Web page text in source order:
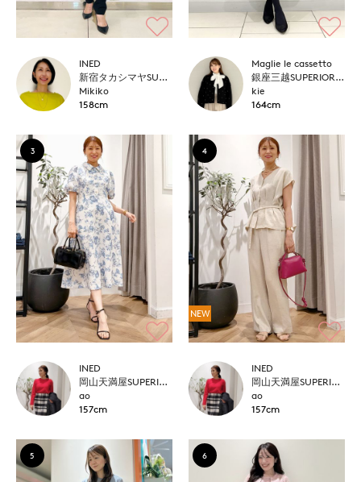
INED
新宿タカシマヤSUPERIOR CLOSET
Mikiko
158cm
Maglie le cassetto
銀座三越SUPERIOR CLOSET GINZA
kie
164cm
3
INED
岡山天満屋SUPERIORCLOSET
ao
157cm
4
NEW
INED
岡山天満屋SUPERIORCLOSET
ao
157cm
5 6